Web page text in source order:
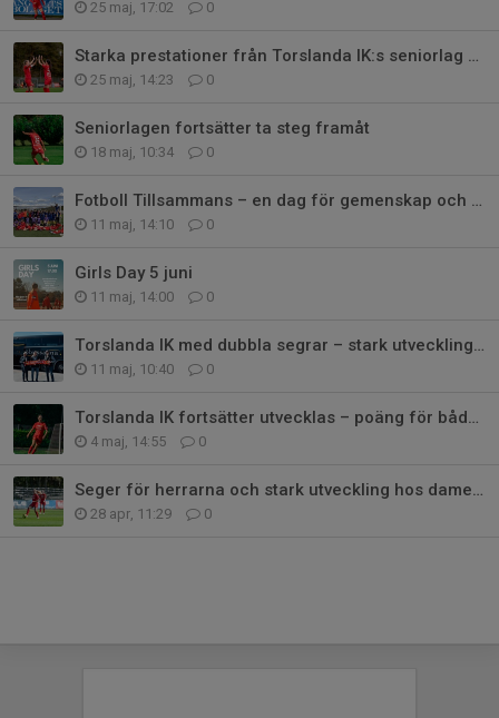
25 maj, 17:02 0
Starka prestationer från Torslanda IK:s seniorlag – damerna tog fin seger!
25 maj, 14:23 0
Seniorlagen fortsätter ta steg framåt
18 maj, 10:34 0
Fotboll Tillsammans – en dag för gemenskap och bra matchklimat
11 maj, 14:10 0
Girls Day 5 juni
11 maj, 14:00 0
Torslanda IK med dubbla segrar – stark utveckling i båda seniorlagen
11 maj, 10:40 0
Torslanda IK fortsätter utvecklas – poäng för båda SR lagen
4 maj, 14:55 0
Seger för herrarna och stark utveckling hos damerna
28 apr, 11:29 0